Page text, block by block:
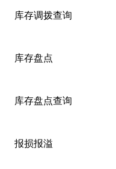
库存调拨查询
库存盘点
库存盘点查询
报损报溢